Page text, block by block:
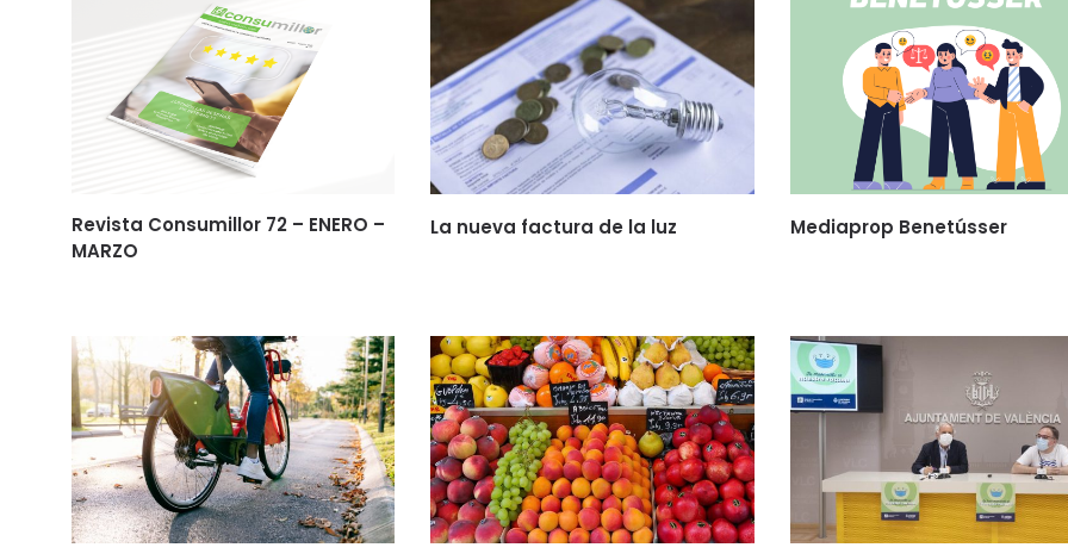
Revista Consumillor 72 – ENERO –
MARZO
La nueva factura de la luz Mediaprop Benetússer